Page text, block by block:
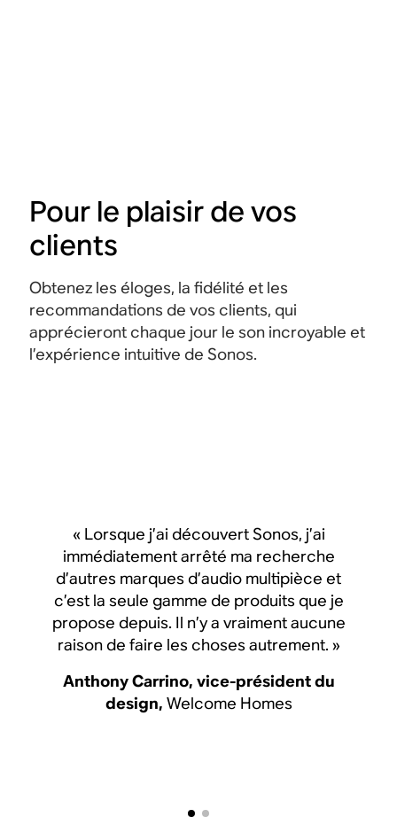
Pour le plaisir de vos
clients
Obtenez les éloges, la fidélité et les
recommandations de vos clients, qui
apprécieront chaque jour le son incroyable et
l’expérience intuitive de Sonos.
« Lorsque j’ai découvert Sonos, j’ai
immédiatement arrêté ma recherche
d’autres marques d’audio multipièce et
c’est la seule gamme de produits que je
propose depuis. Il n’y a vraiment aucune
raison de faire les choses autrement. »
Anthony Carrino, vice-président du
design, Welcome Homes
« Lorsque j’ai
immédiatement arrêté
d’autres marques
c’est la seule gamme de
propose depuis. Il n’y a
raison de faire les
Anthony Carrino,
design,